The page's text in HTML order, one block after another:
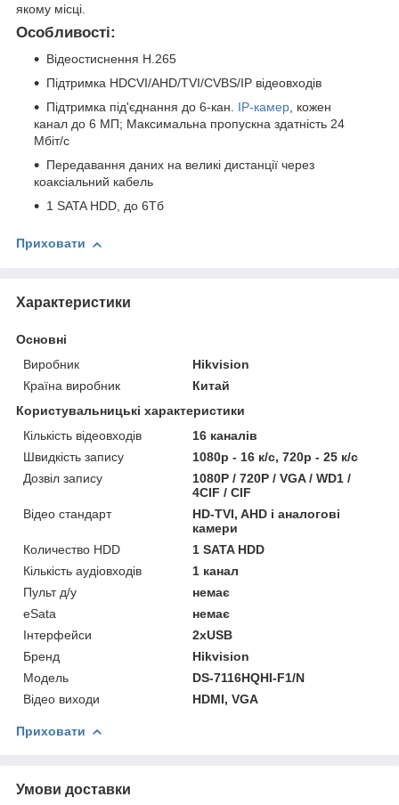
якому місці.
Особливості:
Відеостиснення H.265
Підтримка HDCVI/AHD/TVI/CVBS/IP відеовходів
Підтримка під'єднання до 6-кан. IP-камер, кожен
канал до 6 МП; Максимальна пропускна здатність 24
Мбіт/с
Передавання даних на великі дистанції через
коаксіальний кабель
1 SATA HDD, до 6Tб
Приховати
Характеристики
Основні
Виробник
Hikvision
Країна виробник
Китай
Користувальницькі характеристики
Кількість відеовходів
16 каналів
Швидкість запису
1080р - 16 к/с, 720р - 25 к/с
Дозвіл запису
1080P / 720P / VGA / WD1 /
4CIF / CIF
Відео стандарт
HD-TVI, AHD і аналогові
камери
Количество HDD
1 SATA HDD
Кількість аудіовходів
1 канал
Пульт д/у
немає
eSata
немає
Інтерфейси
2хUSB
Бренд
Hikvision
Модель
DS-7116HQHI-F1/N
Відео виходи
HDMI, VGA
Приховати
Умови доставки